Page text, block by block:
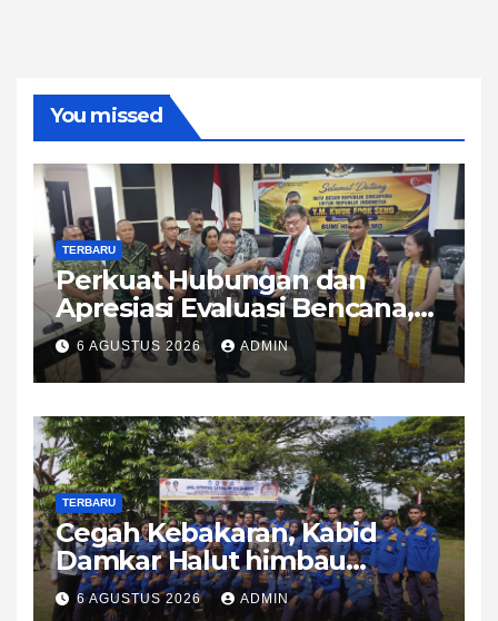
You missed
TERBARU
Perkuat Hubungan dan
Apresiasi Evaluasi Bencana,
Dubes Singapura Sambangi
Halmahera Utara
6 AGUSTUS 2026 ADMIN
TERBARU
Cegah Kebakaran, Kabid
Damkar Halut himbau
Waspada dan Utamakan
6 AGUSTUS 2026 ADMIN